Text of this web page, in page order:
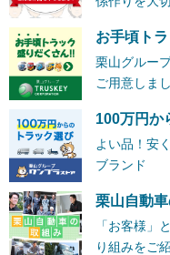
お手頃ト
栗山グルー
ご用意しま
100万円か
よい品！安
ブランド
栗山自動
「お客様」
り組みをご